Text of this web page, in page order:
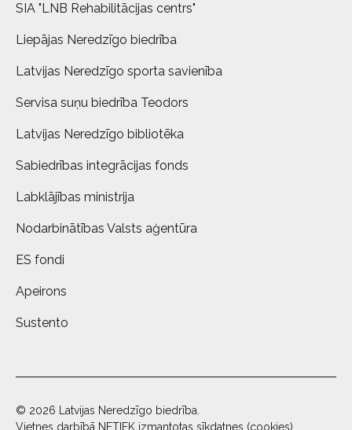
SIA "LNB Rehabilitācijas centrs"
Liepājas Neredzīgo biedrība
Latvijas Neredzīgo sporta savienība
Servisa suņu biedrība Teodors
Latvijas Neredzīgo bibliotēka
Sabiedrības integrācijas fonds
Labklājības ministrija
Nodarbinātības Valsts aģentūra
ES fondi
Apeirons
Sustento
© 2026 Latvijas Neredzīgo biedrība.
Vietnes darbībā NETIEK izmantotas sīkdatnes (cookies)